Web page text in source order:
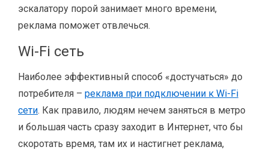
эскалатору порой занимает много времени,
реклама поможет отвлечься.
Wi-Fi сеть
Наиболее эффективный способ «достучаться» до
потребителя – реклама при подключении к Wi-Fi
сети. Как правило, людям нечем заняться в метро
и большая часть сразу заходит в Интернет, что бы
скоротать время, там их и настигнет реклама,